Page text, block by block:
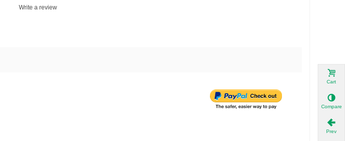
Write a review
Cart
Compare
Prev